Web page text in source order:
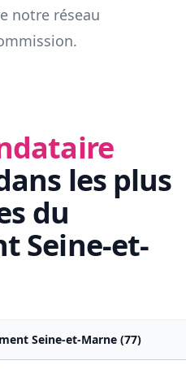
notre réseau
les plus
du
Seine-et-
Seine-et-Marne (77)